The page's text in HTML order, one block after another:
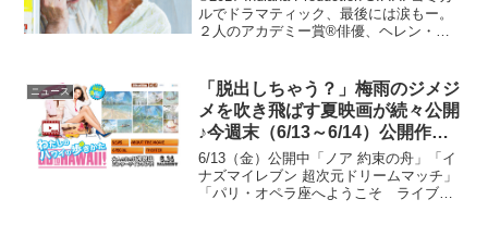
ルでドラマティック、最後には涙もー。
２人のアカデミー賞®俳優、ヘレン・ミ
が、2018年1月26日(金...
ニュース
「脱出しちゃう？」梅雨のジメジ
メを吹き飛ばす夏映画が続々公開
♪今週末（6/13～6/14）公開作品
をご紹介！
6/13（金）公開中「ノア 約束の舟」「イ
ナズマイレブン 超次元ドリームマッチ」
「パリ・オペラ座へようこそ ライブビ